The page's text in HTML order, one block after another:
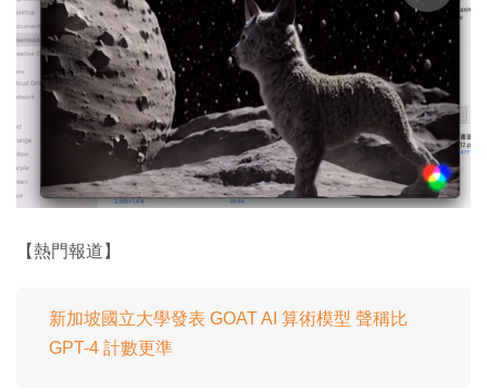
【熱門報道】
新加坡國立大學發表 GOAT AI 算術模型 聲稱比
GPT-4 計數更準